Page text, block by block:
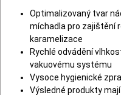
Optimalizovaný tvar
míchadla pro zajištění
karamelizace
Rychlé odvádění
vakuovému systému
Vysoce hygienické
Výsledné produkty